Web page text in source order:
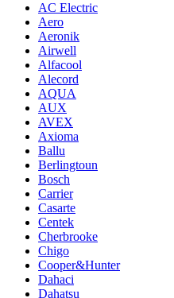
AC Electric
Aero
Aeronik
Airwell
Alfacool
Alecord
AQUA
AUX
AVEX
Axioma
Ballu
Berlingtoun
Bosch
Carrier
Casarte
Centek
Cherbrooke
Chigo
Cooper&Hunter
Dahaci
Dahatsu